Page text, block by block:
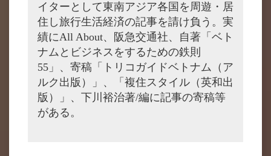
イターとして東南アジア各国を周遊・居
住し旅行生活経済の記事を請け負う。実
績にAll About、阪急交通社、自著「ベト
ナムとビジネスをするための鉄則
55」、寄稿「トリコガイドベトナム（ア
ルク出版）」、「複住スタイル（英和出
版）」、下川裕治著/編に記事の寄稿等
がある。